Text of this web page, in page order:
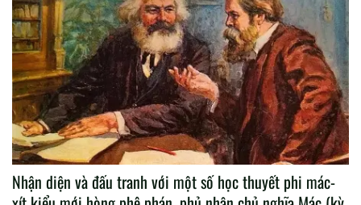
Nhận diện và đấu tranh với một số học thuyết phi mác-